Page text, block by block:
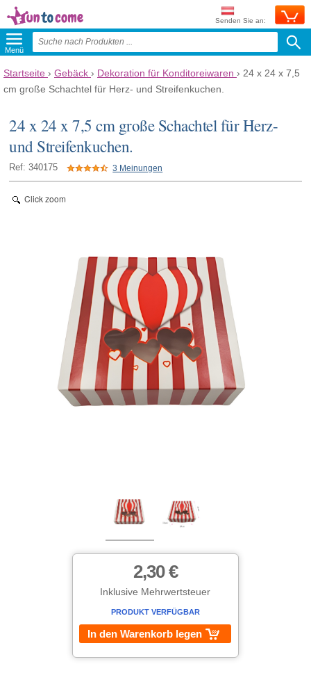
Senden Sie an:
Menü
Startseite › Gebäck › Dekoration für Konditoreiwaren › 24 x 24 x 7,5
cm große Schachtel für Herz- und Streifenkuchen.
24 x 24 x 7,5 cm große Schachtel für Herz-
und Streifenkuchen.
Ref: 340175 3 Meinungen
Click zoom
2,30 €
Inklusive Mehrwertsteuer
PRODUKT VERFÜGBAR
In den Warenkorb legen